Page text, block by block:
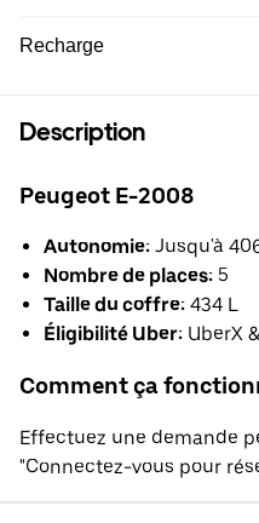
Recharge
Description
Peugeot E-2008
Autonomie: Jusqu'à
Nombre de places: 5
Taille du coffre: 434 L
Éligibilité Uber: UberX
Comment ça
Effectuez une demande
"Connectez-vous pour